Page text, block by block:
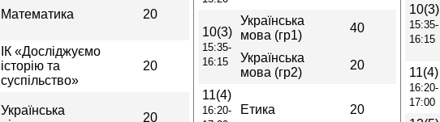
Математика 20
ІК «Досліджуємо
історію та
суспільство»
20
Українська
20
10(3)
15:35-
16:15
Українська
мова (гр1)
40
Українська
мова (гр2)
20
11(4)
16:20-
Етика 20
10(3)
15:35-
16:15
11(4)
16:20-
17:00